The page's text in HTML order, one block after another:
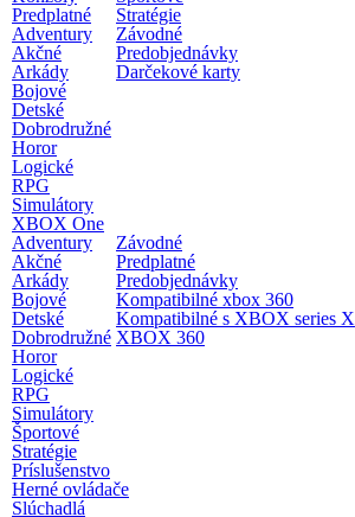
Predplatné
Adventury
Akčné
Arkády
Bojové
Detské
Dobrodružné
Horor
Logické
RPG
Simulátory
Stratégie
Závodné
Predobjednávky
Darčekové karty
XBOX One
Adventury
Akčné
Arkády
Bojové
Detské
Dobrodružné
Horor
Logické
RPG
Simulátory
Športové
Stratégie
Závodné
Predplatné
Predobjednávky
Kompatibilné xbox 360
Kompatibilné s XBOX series X
XBOX 360
Príslušenstvo
Herné ovládače
Slúchadlá